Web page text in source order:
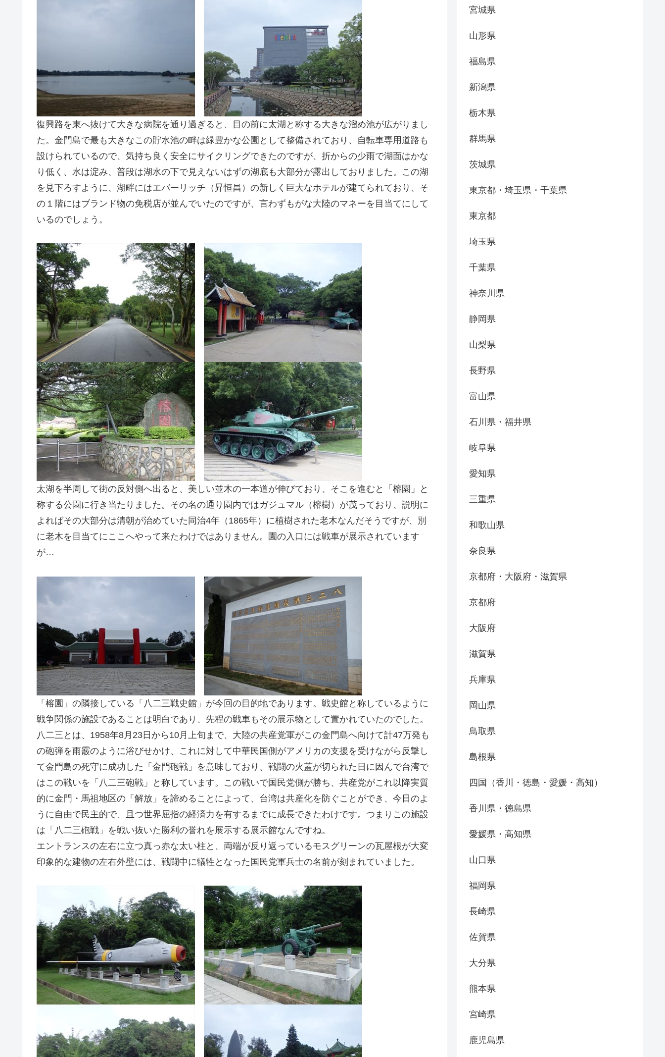
復興路を東へ抜けて大きな病院を通り過ぎると、目の前に太湖と称する大きな溜め池が広がりまし
た。金門島で最も大きなこの貯水池の畔は緑豊かな公園として整備されており、自転車専用道路も
設けられているので、気持ち良く安全にサイクリングできたのですが、折からの少雨で湖面はかな
り低く、水は淀み、普段は湖水の下で見えないはずの湖底も大部分が露出しておりました。この湖
を見下ろすように、湖畔にはエバーリッチ（昇恒昌）の新しく巨大なホテルが建てられており、そ
の１階にはブランド物の免税店が並んでいたのですが、言わずもがな大陸のマネーを目当てにして
いるのでしょう。
太湖を半周して街の反対側へ出ると、美しい並木の一本道が伸びており、そこを進むと「榕園」と
称する公園に行き当たりました。その名の通り園内ではガジュマル（榕樹）が茂っており、説明に
よればその大部分は清朝が治めていた同治4年（1865年）に植樹された老木なんだそうですが、別
に老木を目当てにここへやって来たわけではありません。園の入口には戦車が展示されています
が…
「榕園」の隣接している「八二三戦史館」が今回の目的地であります。戦史館と称しているように
戦争関係の施設であることは明白であり、先程の戦車もその展示物として置かれていたのでした。
八二三とは、1958年8月23日から10月上旬まで、大陸の共産党軍がこの金門島へ向けて計47万発も
の砲弾を雨霰のように浴びせかけ、これに対して中華民国側がアメリカの支援を受けながら反撃し
て金門島の死守に成功した「金門砲戦」を意味しており、戦闘の火蓋が切られた日に因んで台湾で
はこの戦いを「八二三砲戦」と称しています。この戦いで国民党側が勝ち、共産党がこれ以降実質
的に金門・馬祖地区の「解放」を諦めることによって、台湾は共産化を防ぐことができ、今日のよ
うに自由で民主的で、且つ世界屈指の経済力を有するまでに成長できたわけです。つまりこの施設
は「八二三砲戦」を戦い抜いた勝利の誉れを展示する展示館なんですね。
エントランスの左右に立つ真っ赤な太い柱と、両端が反り返っているモスグリーンの瓦屋根が大変
印象的な建物の左右外壁には、戦闘中に犠牲となった国民党軍兵士の名前が刻まれていました。
宮城県
山形県
福島県
新潟県
栃木県
群馬県
茨城県
東京都・埼玉県・千葉県
東京都
埼玉県
千葉県
神奈川県
静岡県
山梨県
長野県
富山県
石川県・福井県
岐阜県
愛知県
三重県
和歌山県
奈良県
京都府・大阪府・滋賀県
京都府
大阪府
滋賀県
兵庫県
岡山県
鳥取県
島根県
四国（香川・徳島・愛媛・高知）
香川県・徳島県
愛媛県・高知県
山口県
福岡県
長崎県
佐賀県
大分県
熊本県
宮崎県
鹿児島県